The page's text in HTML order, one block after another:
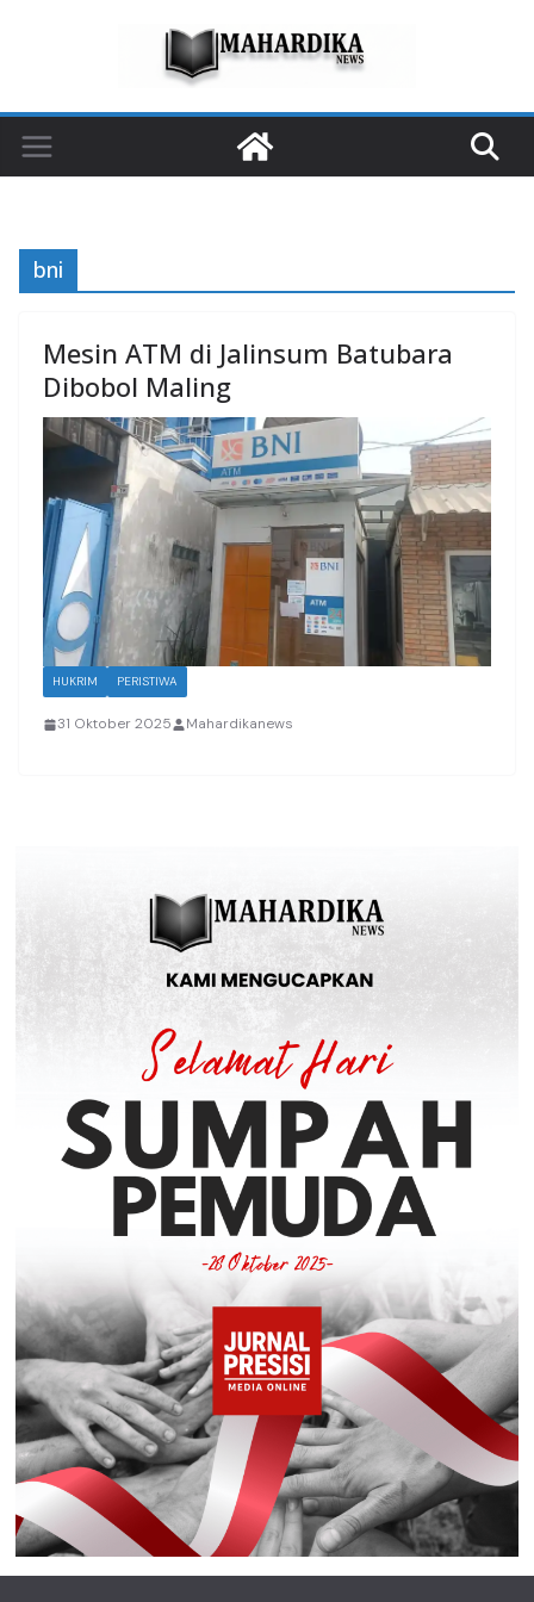
bni
Mesin ATM di Jalinsum Batubara
Dibobol Maling
HUKRIM PERISTIWA
31 Oktober 2025 Mahardikanews